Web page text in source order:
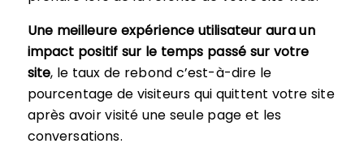
Une meilleure expérience utilisateur aura un
impact positif sur le temps passé sur votre
site, le taux de rebond c’est-à-dire le
pourcentage de visiteurs qui quittent votre site
après avoir visité une seule page et les
conversations.